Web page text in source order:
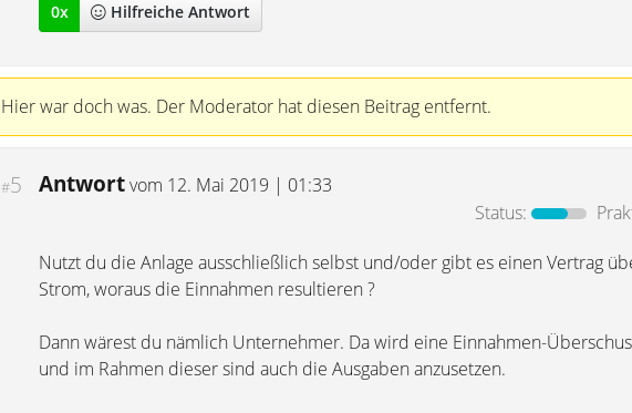
0x Hilfreiche Antwort
Hier war doch was. Der Moderator hat diesen Beitrag entfernt.
#5 Antwortvom 12. Mai 2019 | 01:33
Status:
Nutzt du die Anlage ausschließlich selbst und/oder gibt es einen Vertrag
Strom, woraus die Einnahmen resultieren ?
Dann wärest du nämlich Unternehmer. Da wird eine Einnahmen-
und im Rahmen dieser sind auch die Ausgaben anzusetzen.